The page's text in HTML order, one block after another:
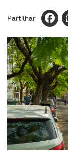
Partilhar